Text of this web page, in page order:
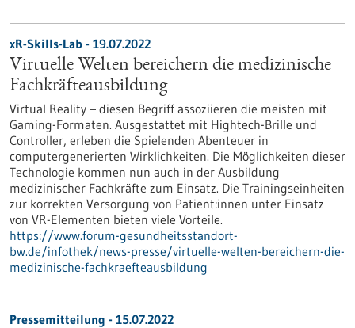
xR-Skills-Lab - 19.07.2022
Virtuelle Welten bereichern die medizinische
Fachkräfteausbildung
Virtual Reality – diesen Begriff assoziieren die meisten mit
Gaming-Formaten. Ausgestattet mit Hightech-Brille und
Controller, erleben die Spielenden Abenteuer in
computergenerierten Wirklichkeiten. Die Möglichkeiten dieser
Technologie kommen nun auch in der Ausbildung
medizinischer Fachkräfte zum Einsatz. Die Trainingseinheiten
zur korrekten Versorgung von Patient:innen unter Einsatz
von VR-Elementen bieten viele Vorteile.
https://www.forum-gesundheitsstandort-
bw.de/infothek/news-presse/virtuelle-welten-bereichern-die-
medizinische-fachkraefteausbildung
Pressemitteilung - 15.07.2022